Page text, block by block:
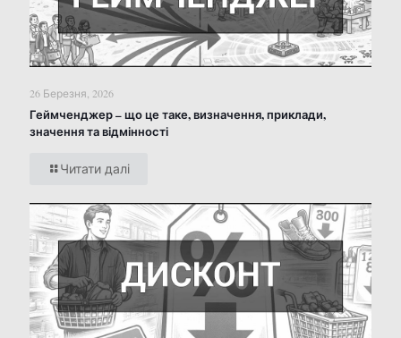
26 Березня, 2026
Геймченджер – що це таке, визначення, приклади,
значення та відмінності
Читати далі